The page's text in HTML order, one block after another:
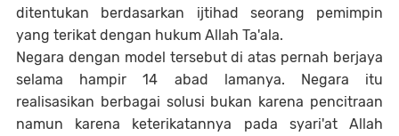
ditentukan berdasarkan ijtihad seorang pemimpin
yang terikat dengan hukum Allah Ta'ala.
Negara dengan model tersebut di atas pernah berjaya
selama hampir 14 abad lamanya. Negara itu
realisasikan berbagai solusi bukan karena pencitraan
namun karena keterikatannya pada syari'at Allah